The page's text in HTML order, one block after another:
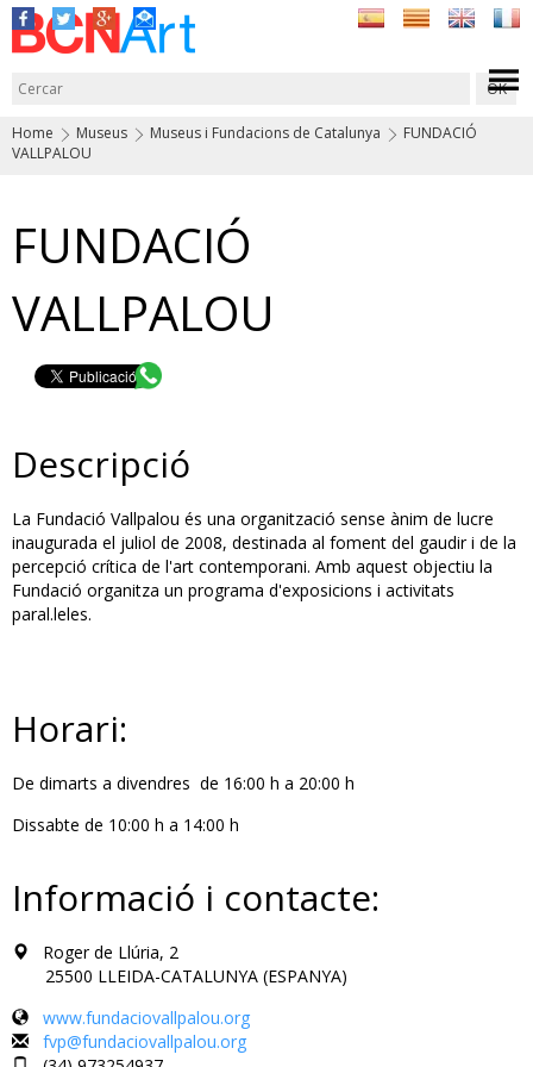
Home Museus Museus i Fundacions de Catalunya
FUNDACIÓ
VALLPALOU
FUNDACIÓ
VALLPALOU
Descripció
La Fundació Vallpalou és una organització sense ànim de lucre
inaugurada el juliol de 2008, destinada al foment del gaudir i de la
percepció crítica de l'art contemporani. Amb aquest objectiu la
Fundació organitza un programa d'exposicions i activitats
paral.leles.
Horari:
De dimarts a divendres de 16:00 h a 20:00 h
Dissabte de 10:00 h a 14:00 h
Informació i contacte:
Roger de Llúria, 2
25500 LLEIDA-CATALUNYA (ESPANYA)
www.fundaciovallpalou.org
fvp@fundaciovallpalou.org